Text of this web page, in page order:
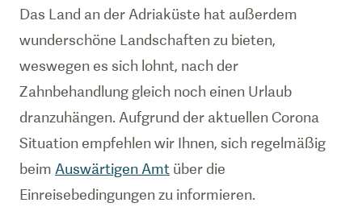
Das Land an der Adriaküste hat außerdem
wunderschöne Landschaften zu bieten,
weswegen es sich lohnt, nach der
Zahnbehandlung gleich noch einen Urlaub
dranzuhängen. Aufgrund der aktuellen Corona
Situation empfehlen wir Ihnen, sich regelmäßig
beim Auswärtigen Amt über die
Einreisebedingungen zu informieren.